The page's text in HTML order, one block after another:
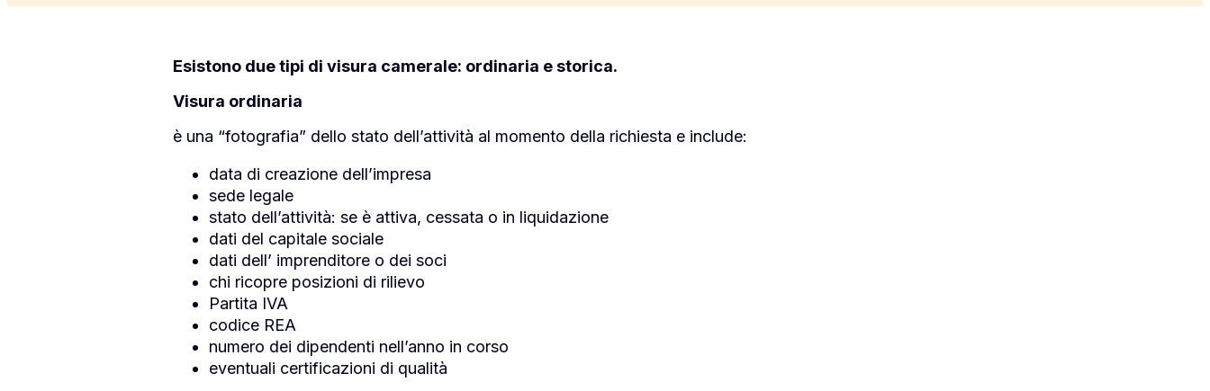
Esistono due tipi di visura camerale: ordinaria e storica.
Visura ordinaria
è una “fotografia” dello stato dell’attività al momento della richiesta e include:
data di creazione dell’impresa
sede legale
stato dell’attività: se è attiva, cessata o in liquidazione
dati del capitale sociale
dati dell’ imprenditore o dei soci
chi ricopre posizioni di rilievo
Partita IVA
codice REA
numero dei dipendenti nell’anno in corso
eventuali certificazioni di qualità